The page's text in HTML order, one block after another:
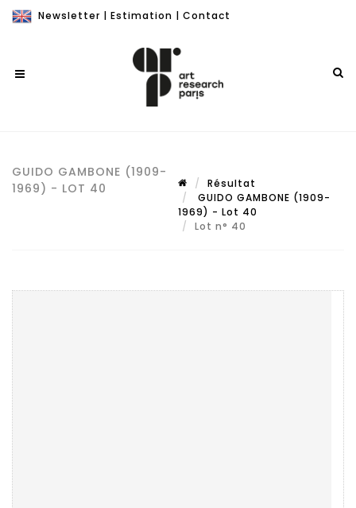
Newsletter | Estimation | Contact
GUIDO GAMBONE (1909-
1969) - LOT 40
Résultat
GUIDO GAMBONE (1909-
1969) - Lot 40
Lot n° 40